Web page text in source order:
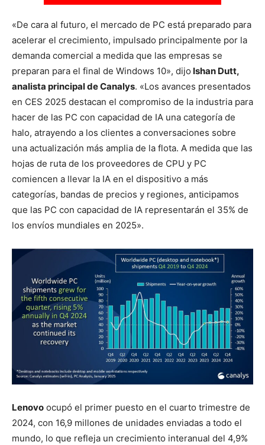
«De cara al futuro, el mercado de PC está preparado para
acelerar el crecimiento, impulsado principalmente por la
demanda comercial a medida que las empresas se
preparan para el final de Windows 10», dijo Ishan Dutt,
analista principal de Canalys. «Los avances presentados
en CES 2025 destacan el compromiso de la industria para
hacer de las PC con capacidad de IA una categoría de
halo, atrayendo a los clientes a conversaciones sobre
una actualización más amplia de la flota. A medida que las
hojas de ruta de los proveedores de CPU y PC
comiencen a llevar la IA en el dispositivo a más
categorías, bandas de precios y regiones, anticipamos
que las PC con capacidad de IA representarán el 35% de
los envíos mundiales en 2025».
Lenovo ocupó el primer puesto en el cuarto trimestre de
2024, con 16,9 millones de unidades enviadas a todo el
mundo, lo que refleja un crecimiento interanual del 4,9%